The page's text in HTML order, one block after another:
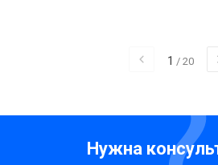
1 / 20
Нужна